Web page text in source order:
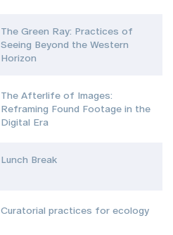
The Green Ray: Practices of
Seeing Beyond the Western
Horizon
The Afterlife of Images:
Reframing Found Footage in the
Digital Era
Lunch Break
Curatorial practices for ecology